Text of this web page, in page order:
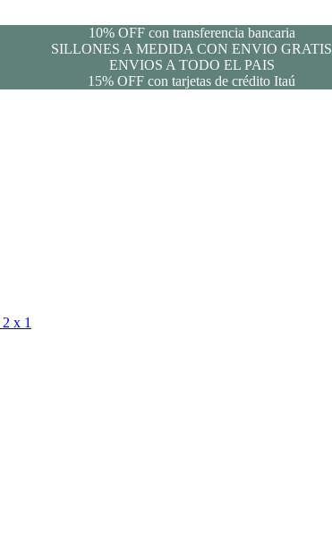
10% OFF con transferencia bancaria
SILLONES A MEDIDA CON ENVIO GRATIS
ENVIOS A TODO EL PAIS
15% OFF con tarjetas de crédito Itaú
2 x 1